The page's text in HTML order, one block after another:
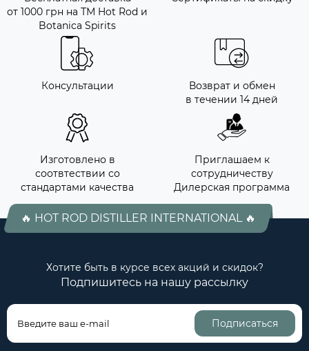
от 1000 грн на ТМ Hot Rod и
Botanica Spirits
Консультации
Возврат и обмен
в течении 14 дней
Изготовлено в
соотвтествии со
стандартами качества
Приглашаем к
сотрудничеству
Дилерская программа
🔥 HOT ROD DISTILLER INTERNATIONAL 🔥
Хотите быть в курсе всех акций и скидок?
Подпишитесь на нашу рассылку
Подписаться